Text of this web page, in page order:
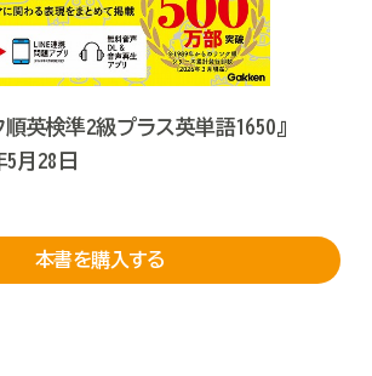
英検準2級プラス英単語1650』
月28日
本書を購入する